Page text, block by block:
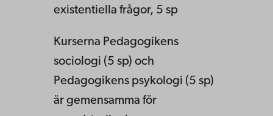
existentiella frågor, 5 sp
Kurserna Pedagogikens
sociologi (5 sp) och
Pedagogikens psykologi (5 sp)
är gemensamma för